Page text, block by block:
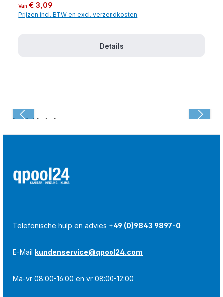
Normale prijs:
Van€ 3,09
Prijzen incl. BTW en excl. verzendkosten
Details
Laatst bekeken:
Telefonische hulp en advies +49 (0)9843 9897-0
E-Mail kundenservice@qpool24.com
Ma-vr 08:00-16:00 en vr 08:00-12:00